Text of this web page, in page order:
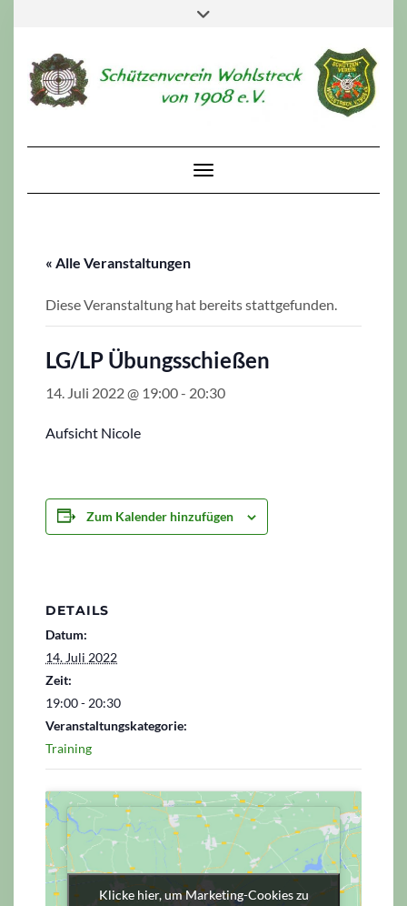
Toggle Navigation
« Alle Veranstaltungen
Diese Veranstaltung hat bereits stattgefunden.
LG/LP Übungsschießen
14. Juli 2022 @ 19:00- 20:30
Aufsicht Nicole
Zum Kalender hinzufügen
DETAILS
Datum:
14. Juli 2022
Zeit:
19:00 - 20:30
Veranstaltungskategorie:
Training
Klicke hier, um Marketing-Cookies zu
Klicke hier, um Marketing-Cookies zu